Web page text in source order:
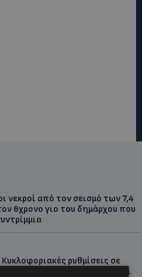
νεκροί από τον σεισμό των 7,4
6χρονο γιο του δημάρχου που
ρυθμίσεις σε
Πότε ξεκινούν οι εργασίες και